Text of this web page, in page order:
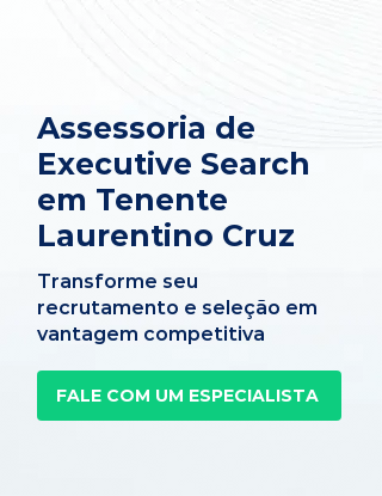
Assessoria de
Executive Search
em Tenente
Laurentino Cruz
Transforme seu
recrutamento e seleção em
vantagem competitiva
FALE COM UM ESPECIALISTA